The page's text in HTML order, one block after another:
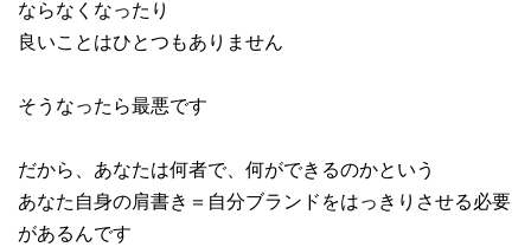
ならなくなったり
良いことはひとつもありません
そうなったら最悪です
だから、あなたは何者で、何ができるのかという
あなた自身の肩書き＝自分ブランドをはっきりさせる必要
があるんです